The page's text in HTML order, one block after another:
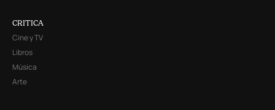
CRITICA
Cine y TV
Libros
Música
Arte